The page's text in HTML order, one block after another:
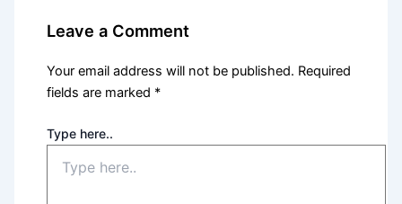
Leave a Comment
Your email address will not be published. Required
fields are marked *
Type here..